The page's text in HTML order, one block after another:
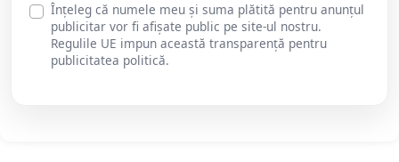
Înțeleg că numele meu și suma plătită pentru anunțul
publicitar vor fi afișate public pe site-ul nostru.
Regulile UE impun această transparență pentru
publicitatea politică.